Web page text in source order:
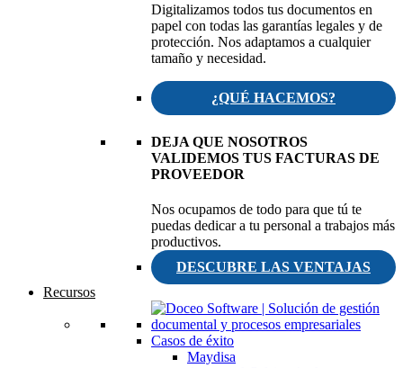
Digitalizamos todos tus documentos en
papel con todas las garantías legales y de
protección. Nos adaptamos a cualquier
tamaño y necesidad.
¿QUÉ HACEMOS?
DEJA QUE NOSOTROS
VALIDEMOS TUS FACTURAS DE
PROVEEDOR
Nos ocupamos de todo para que tú te
puedas dedicar a tu personal a trabajos más
productivos.
DESCUBRE LAS VENTAJAS
Recursos
Casos de éxito
Maydisa